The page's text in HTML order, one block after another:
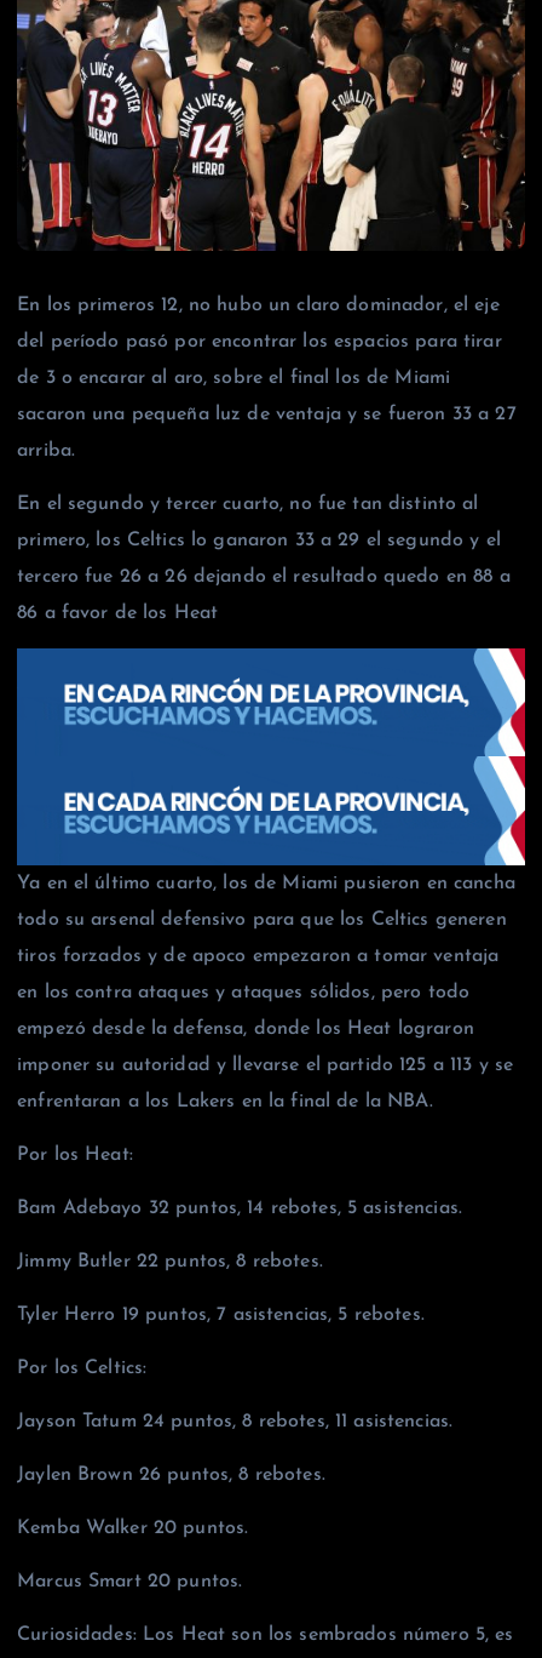
En los primeros 12, no hubo un claro dominador, el eje
del período pasó por encontrar los espacios para tirar
de 3 o encarar al aro, sobre el final los de Miami
sacaron una pequeña luz de ventaja y se fueron 33 a 27
arriba.
En el segundo y tercer cuarto, no fue tan distinto al
primero, los Celtics lo ganaron 33 a 29 el segundo y el
tercero fue 26 a 26 dejando el resultado quedo en 88 a
86 a favor de los Heat
Ya en el último cuarto, los de Miami pusieron en cancha
todo su arsenal defensivo para que los Celtics generen
tiros forzados y de apoco empezaron a tomar ventaja
en los contra ataques y ataques sólidos, pero todo
empezó desde la defensa, donde los Heat lograron
imponer su autoridad y llevarse el partido 125 a 113 y se
enfrentaran a los Lakers en la final de la NBA.
Por los Heat:
Bam Adebayo 32 puntos, 14 rebotes, 5 asistencias.
Jimmy Butler 22 puntos, 8 rebotes.
Tyler Herro 19 puntos, 7 asistencias, 5 rebotes.
Por los Celtics:
Jayson Tatum 24 puntos, 8 rebotes, 11 asistencias.
Jaylen Brown 26 puntos, 8 rebotes.
Kemba Walker 20 puntos.
Marcus Smart 20 puntos.
Curiosidades: Los Heat son los sembrados número 5, es